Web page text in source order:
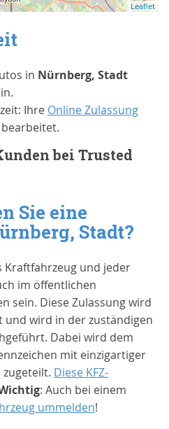
Leaflet
in Nürnberg, Stadt
Ihre Online Zulassung
bei Trusted
Sie eine
Stadt?
Kraftfahrzeug und jeder
im öffentlichen
sein. Diese Zulassung wird
und wird in der zuständigen
Dabei wird dem
mit einzigartiger
Diese KFZ-
: Auch bei einem
ummelden!